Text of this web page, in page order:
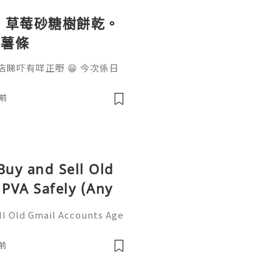
莓砂糖樹餅乾。
條
睇吓有咩正嘢 😁 今次係日
#chill
#砂糖樹奶油餅乾 #魷魚絲
and Sell Old
Safely (Any
Old Gmail Accounts Age
@usabest